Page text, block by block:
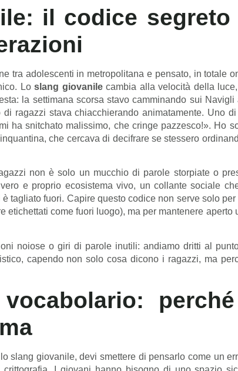
il codice segreto
tra adolescenti in metropolitana e pensato, in totale
Loslang giovanilecambia alla velocità della
la settimana scorsa stavo camminando sui
ragazzi stava chiacchierando animatamente. Uno
ha snitchato malissimo, che cringe pazzesco!». Ho
che cercava di decifrare se stessero
non è solo un mucchio di parole storpiate o
e proprio ecosistema vivo, un collante sociale
tagliato fuori. Capire questo codice non serve solo
etichettati come fuori luogo), ma per mantenere
noiose o giri di parole inutili: andiamo dritti al
capendo non solo cosa dicono i ragazzi, ma
slang giovanile, devi smettere di pensarlo come un